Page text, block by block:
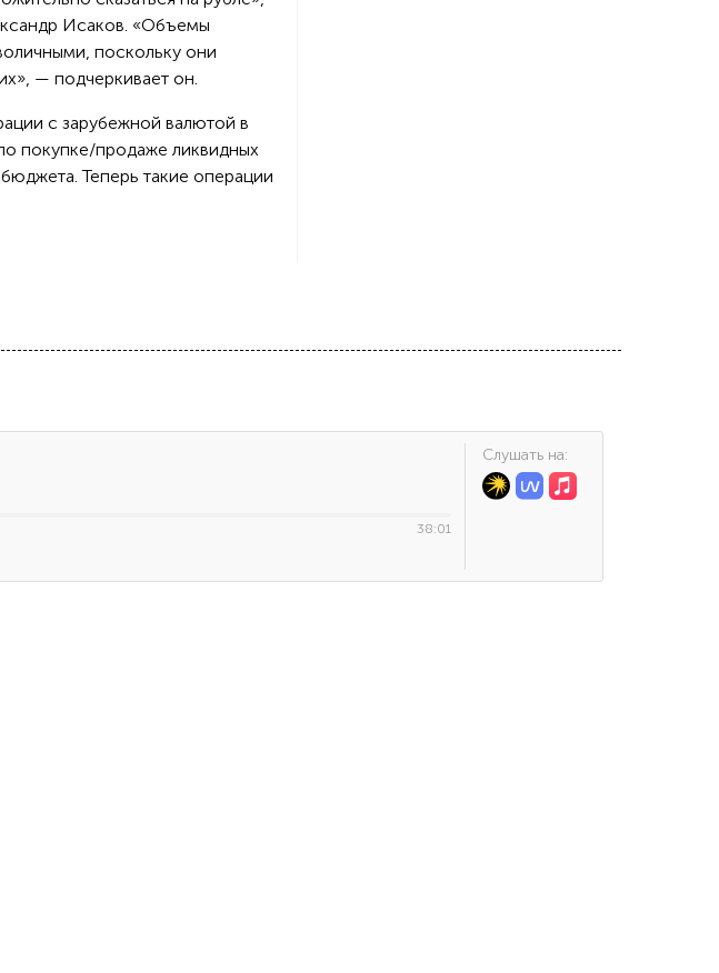
Исаков. «Объемы
поскольку они
— подчеркивает он.
с зарубежной валютой в
покупке/продаже ликвидных
Теперь такие операции
38:01
Cлушать на: